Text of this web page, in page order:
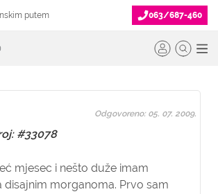
putem 063/687-460
#33078
mjesec i nešto duže imam
disajnim morganoma. Prvo sam
Odgovoreno: 05. 07. 2009.